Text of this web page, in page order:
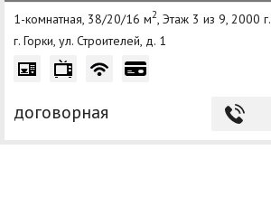
1-комнатная, 38/20/16 м2, Этаж 3 из 9, 2000 г.
г. Горки, ул. Строителей, д. 1
договорная